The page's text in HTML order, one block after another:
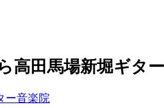
高田馬場新堀ギタ